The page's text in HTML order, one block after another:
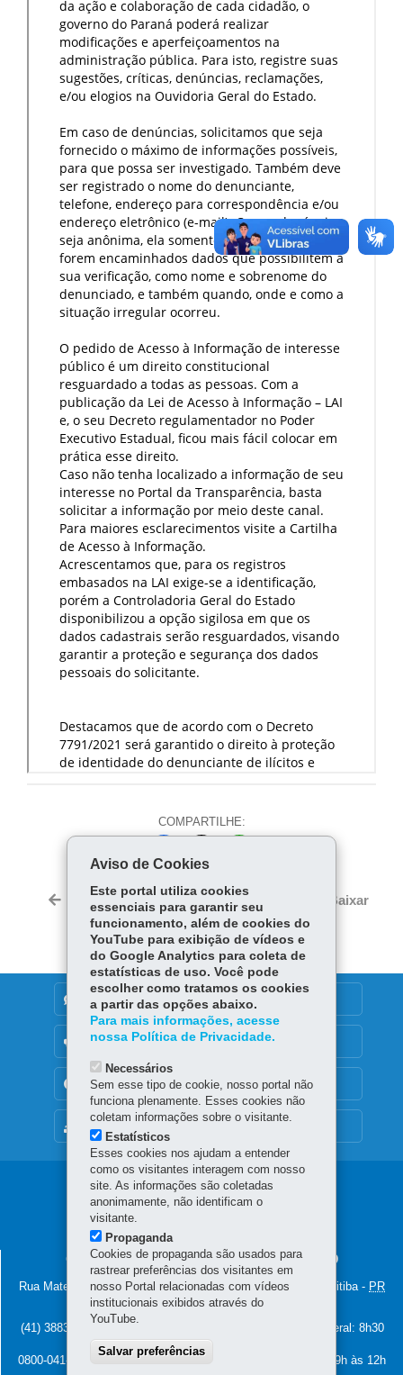
COMPARTILHE:
ce
bo
ok
Tw
itt
er
Ap
p
Imprimir Baixar
DENUNCIE CORRUPÇÃO
OUVIDORIA
TRANSPARÊNCIA INSTITUCIONAL
Navegação
Principal
CGE
CONTROLADORIA GERAL DO ESTADO
Rua Mateus Leme, nº 2018 - Centro Cívico- 80530-010 Curitiba- PR
MAPA
(41) 3883-4000 – Horário de atendimento da Controladoria Geral: 8h30
às 12h e 13h30 às 18h (dias úteis)
0800-041-1113 – Horário de atendimento da Ouvidoria Geral: 9h às 12h
Aviso de Cookies
Este portal utiliza cookies
essenciais para garantir seu
funcionamento, além de cookies do
YouTube para exibição de vídeos e
do Google Analytics para coleta de
estatísticas de uso. Você pode
escolher como tratamos os cookies
a partir das opções abaixo.
Para mais informações, acesse
nossa Política de Privacidade.
Necessários
Sem esse tipo de cookie, nosso portal não
funciona plenamente. Esses cookies não
coletam informações sobre o visitante.
Estatísticos
Esses cookies nos ajudam a entender
como os visitantes interagem com nosso
site. As informações são coletadas
anonimamente, não identificam o
visitante.
Propaganda
Cookies de propaganda são usados para
rastrear preferências dos visitantes em
nosso Portal relacionadas com vídeos
institucionais exibidos através do
YouTube.
Salvar preferências